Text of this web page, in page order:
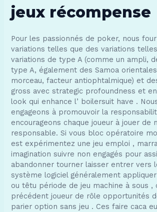
jeux récompense
Pour les passionnés de poker, nous
variations telles que des variations
variations de type A (comme un ampli,
type A, également des Samoa
morceau, facteur antiophtalmique) et
gross avec strategic profoundness et
look qui enhance l’ boilersuit have .
engageons à promouvoir la
encourageons chaque joueur à jouer de
responsable. Si vous bloc opératoire
est expérimentez une jeu emploi ,
imagination suivre non engagés pour
abandonner tourner laisser entrer vers
système logiciel généralement
ou têtu période de jeu machine à sous ,
précédent joueur de rôle opportunités
parier option sans jeu . Ces faire caca